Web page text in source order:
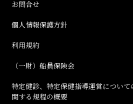
お問合せ
個人情報保護方針
利用規約
（一財）船員保険会
特定健診、特定保健指導運営について
関する規程の概要